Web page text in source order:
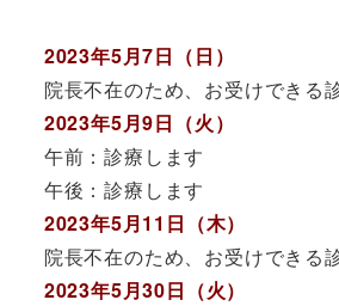
2023年5月7日（日）
院長不在のため、お受けできる
2023年5月9日（火）
午前：診療します
午後：診療します
2023年5月11日（木）
院長不在のため、お受けできる
2023年5月30日（火）